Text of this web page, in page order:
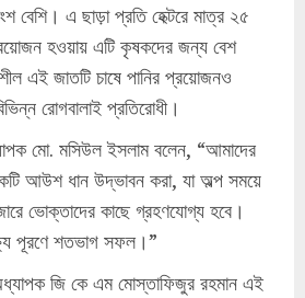
বেশি। এ ছাড়া প্রতি হেক্টরে মাত্র ২৫
হওয়ায় এটি কৃষকদের জন্য বেশ
এই জাতটি চাষে পানির প্রয়োজনও
রোগবালাই প্রতিরোধী।
মো. মসিউল ইসলাম বলেন, “আমাদের
আউশ ধান উদ্ভাবন করা, যা অল্প সময়ে
ভোক্তাদের কাছে গ্রহণযোগ্য হবে।
পূরণে শতভাগ সফল।”
অধ্যাপক জি কে এম মোস্তাফিজুর রহমান এই